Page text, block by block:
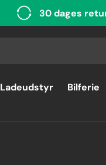
30 dages
Ladeudstyr Bilferie